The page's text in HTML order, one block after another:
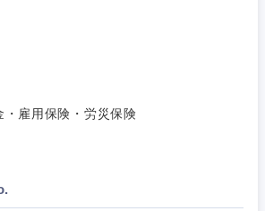
雇用保険・労災保険